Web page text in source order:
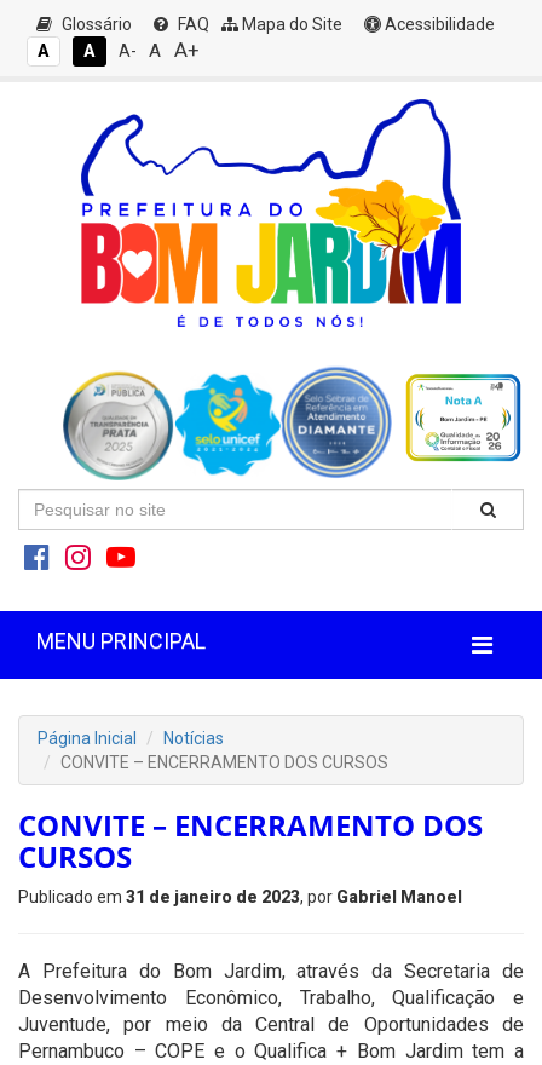
Glossário FAQ Mapa do Site
Acessibilidade
A
A A- A A+
MENU PRINCIPAL
Página Inicial
Notícias
CONVITE – ENCERRAMENTO DOS CURSOS
CONVITE – ENCERRAMENTO DOS
CURSOS
Publicado em 31 de janeiro de 2023, por Gabriel Manoel
A Prefeitura do Bom Jardim, através da Secretaria de
Desenvolvimento Econômico, Trabalho, Qualificação e
Juventude, por meio da Central de Oportunidades de
Pernambuco – COPE e o Qualifica + Bom Jardim tem a